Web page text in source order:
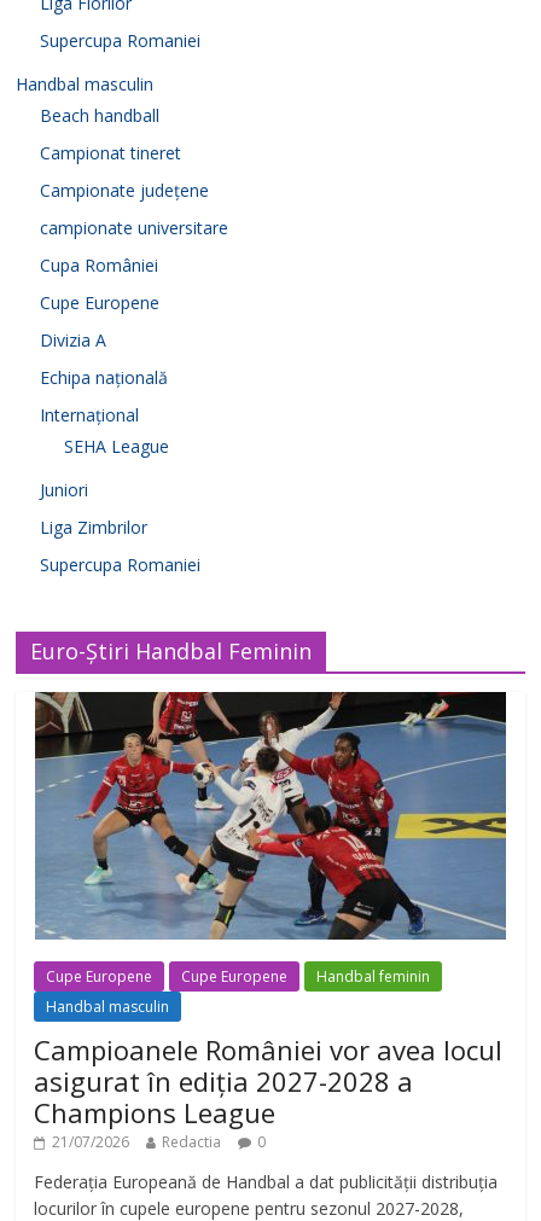
Supercupa Romaniei
Handbal masculin
Beach handball
Campionat tineret
Campionate județene
campionate universitare
Cupa României
Cupe Europene
Divizia A
Echipa națională
Internațional
SEHA League
Juniori
Liga Zimbrilor
Supercupa Romaniei
Euro-Știri Handbal Feminin
Cupe Europene Cupe Europene
Handbal feminin
Handbal masculin
Campioanele României vor avea locul
asigurat în ediția 2027-2028 a
Champions League
21/07/2026 Redactia 0
Federația Europeană de Handbal a dat publicității distribuția
locurilor în cupele europene pentru sezonul 2027-2028,